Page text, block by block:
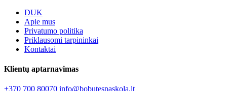
DUK
Apie mus
Privatumo politika
Priklausomi tarpininkai
Kontaktai
Klientų aptarnavimas
+370 700 80070 info@bobutespaskola.lt